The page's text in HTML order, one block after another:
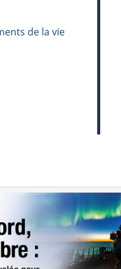
de la vie